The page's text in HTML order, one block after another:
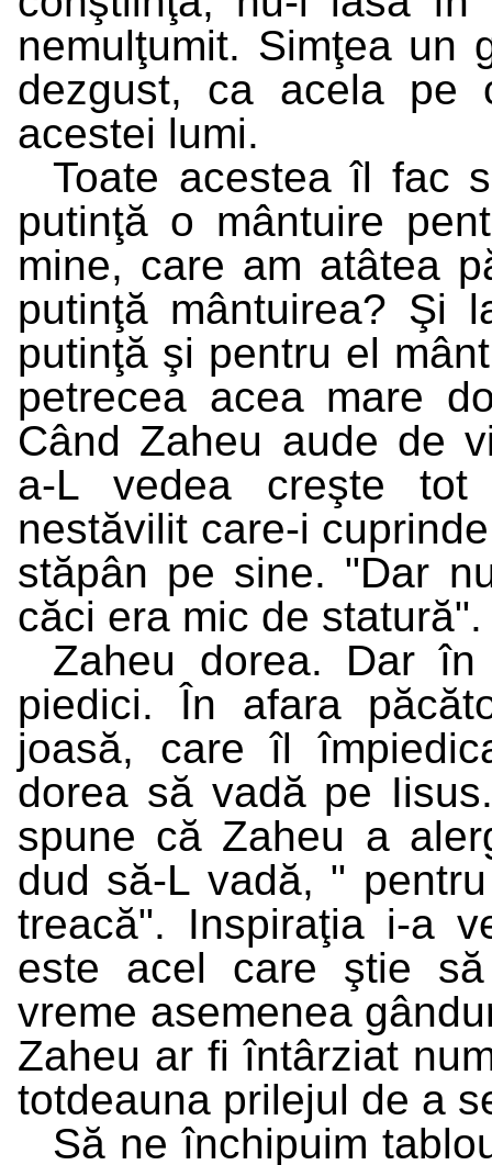
nemulţumit. Simţea un
dezgust, ca acela pe
acestei lumi.
Toate acestea îl fac
putinţă o mântuire
mine, care am atâtea
putinţă mântuirea? Şi
putinţă şi pentru el
petrecea acea mare
Când Zaheu aude de
a-L vedea creşte
nestăvilit care-i
stăpân pe sine. "Dar
căci era mic de statură".
Zaheu dorea. Dar
piedici. În afara
joasă, care îl
dorea să vadă pe
spune că Zaheu a
dud să-L vadă, "
treacă". Inspiraţia i-a
este acel care ştie
vreme asemenea
Zaheu ar fi întârziat
totdeauna prilejul de a
Să ne închipuim